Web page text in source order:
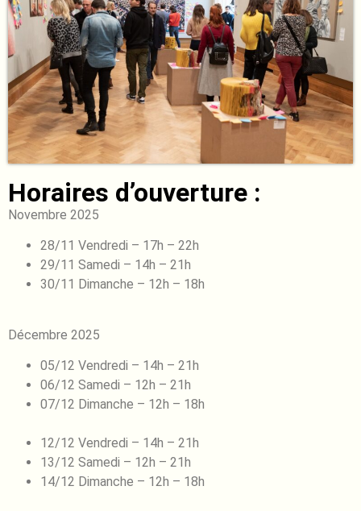
Horaires d’ouverture :
Novembre 2025
28/11 Vendredi – 17h – 22h
29/11 Samedi – 14h – 21h
30/11 Dimanche – 12h – 18h
Décembre 2025
05/12 Vendredi – 14h – 21h
06/12 Samedi – 12h – 21h
07/12 Dimanche – 12h – 18h
12/12 Vendredi – 14h – 21h
13/12 Samedi – 12h – 21h
14/12 Dimanche – 12h – 18h